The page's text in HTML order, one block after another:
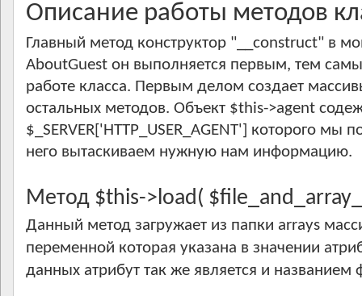
Описание работы методов
Главный метод конструктор "__construct" в
AboutGuest он выполняется первым, тем
работе класса. Первым делом создает
остальных методов. Объект $this->agent
$_SERVER['HTTP_USER_AGENT'] которого мы
него вытаскиваем нужную нам информацию.
Метод $this->load(
Данный метод загружает из папки arrays
переменной которая указана в значении
данных атрибут так же является и названием